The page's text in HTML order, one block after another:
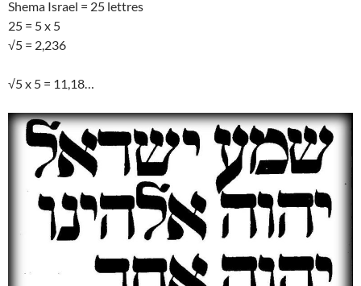
Shema Israel = 25 lettres
25 = 5 x 5
√5 = 2,236
√5 x 5 = 11,18…